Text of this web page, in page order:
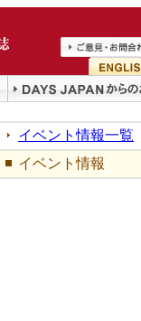
イベント情報一覧
イベント情報